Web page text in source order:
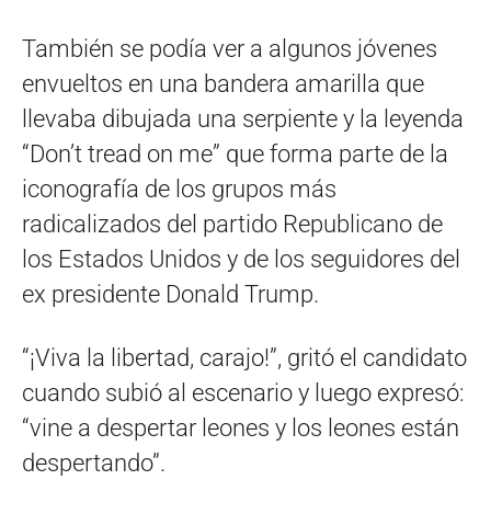
También se podía ver a algunos jóvenes
envueltos en una bandera amarilla que
llevaba dibujada una serpiente y la leyenda
“Don’t tread on me” que forma parte de la
iconografía de los grupos más
radicalizados del partido Republicano de
los Estados Unidos y de los seguidores del
ex presidente Donald Trump.
“¡Viva la libertad, carajo!”, gritó el candidato
cuando subió al escenario y luego expresó:
“vine a despertar leones y los leones están
despertando”.